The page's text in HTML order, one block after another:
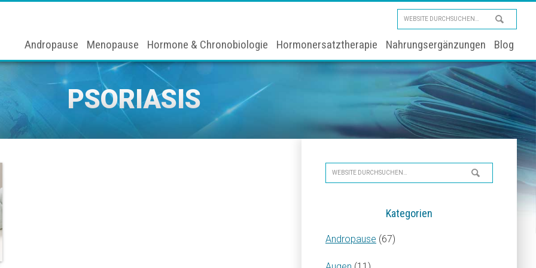
Website
durchsuchen…
Andropause Menopause Hormone & Chronobiologie Hormonersatztherapie Nahrungsergänzungen Blog
PSORIASIS
Seitenspalte
Website
durchsuchen…
Kategorien
Andropause (67)